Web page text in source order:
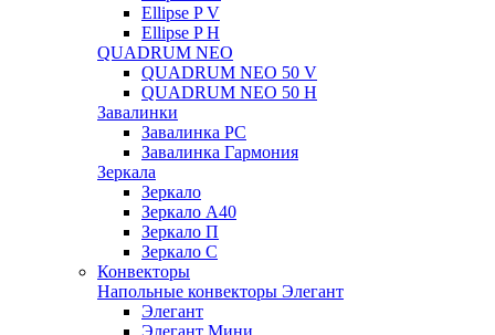
Ellipse P V
Ellipse P H
QUADRUM NEO
QUADRUM NEO 50 V
QUADRUM NEO 50 H
Завалинки
Завалинка РС
Завалинка Гармония
Зеркала
Зеркало
Зеркало А40
Зеркало П
Зеркало С
Конвекторы
Напольные конвекторы Элегант
Элегант
Элегант Мини